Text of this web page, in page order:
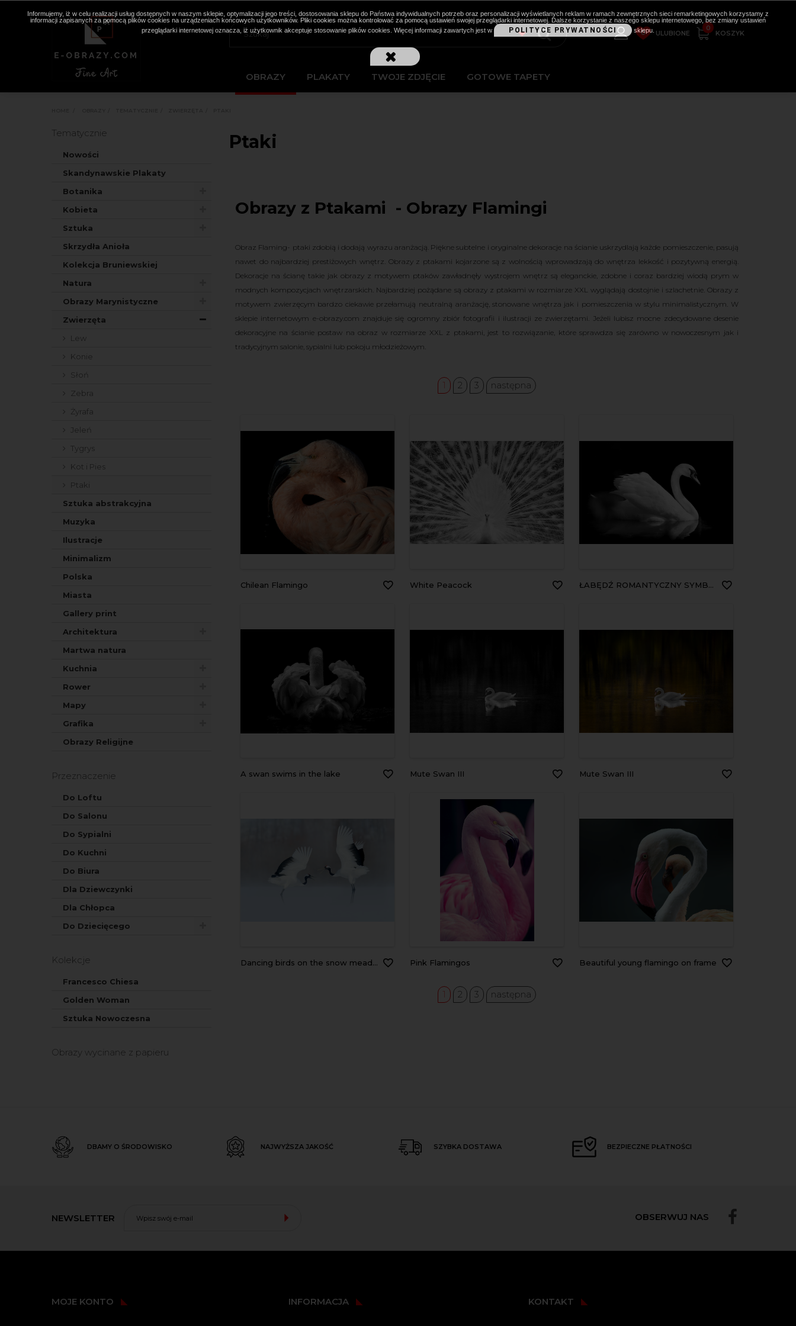
0 ULUBIONE
0
KOSZYK
OBRAZY PLAKATY TWOJE ZDJĘCIE GOTOWE TAPETY
Tematycznie
Nowości
Skandynawskie Plakaty
Botanika
Kobieta
Sztuka
Skrzydła Anioła
Kolekcja Bruniewskiej
Natura
Obrazy Marynistyczne
Zwierzęta
Lew
Konie
Słoń
Zebra
Żyrafa
Jeleń
Tygrys
Kot i Pies
Ptaki
Sztuka abstrakcyjna
Muzyka
Ilustracje
Minimalizm
Polska
Miasta
Gallery print
Architektura
Martwa natura
Kuchnia
Rower
Mapy
Grafika
Obrazy Religijne
Przeznaczenie
Do Loftu
Do Salonu
Do Sypialni
Do Kuchni
Do Biura
Dla Dziewczynki
Dla Chłopca
Do Dziecięcego
Kolekcje
Francesco Chiesa
Golden Woman
Sztuka Nowoczesna
Obrazy wycinane z papieru
Ptaki
Obrazy z Ptakami - Obrazy Flamingi
Obraz Flaming- ptaki zdobią i dodają wyrazu aranżacją. Piękne subtelne i oryginalne dekoracje na ścianie uskrzydlają każde pomieszczenie, pasują
nawet do najbardziej prestiżowych wnętrz. Obrazy z ptakami kojarzone są z wolnością wprowadzają do wnętrza lekkość i pozytywną energią.
Dekoracje na ścianę takie jak obrazy z motywem ptaków zawładnęły wystrojem wnętrz są eleganckie, zdobne i coraz bardziej wiodą prym w
modnych kompozycjach wnętrzarskich. Najbardziej pożądane są obrazy z ptakami w rozmiarze XXL wyglądają dostojnie i szlachetnie. Obrazy z
motywem zwierzęcym bardzo ciekawie przełamują neutralną aranżację, stonowane wnętrza jak i pomieszczenia w stylu minimalistycznym. W
sklepie internetowym e-obrazy.com znajduje się ogromny zbiór fotografii i ilustracji ze zwierzętami. Jeżeli lubisz mocne zdecydowane desenie
dekoracyjne na ścianie postaw na obraz w rozmiarze XXL z ptakami, jest to rozwiązanie, które sprawdza się zarówno w nowoczesnym jak i
tradycyjnym salonie, sypialni lub pokoju młodzieżowym.
1 2 3 następna
Chilean Flamingo White Peacock ŁABĘDŹ ROMANTYCZNY SYMBOL MIŁOŚCI
a swan swims in the lake Mute Swan III Mute Swan III
Dancing birds on the snow meadow. Crane from Japan. Pink Flamingos Beautiful young flamingo on frame
1 2 3 następna
DBAMY O ŚRODOWISKO NAJWYŻSZA JAKOŚĆ SZYBKA DOSTAWA BEZPIECZNE PŁATNOŚCI
NEWSLETTER OBSERWUJ NAS
MOJE KONTO INFORMACJA KONTAKT
Informujemy, iż w celu realizacji usług dostępnych w naszym sklepie, optymalizacji jego treści, dostosowania sklepu do Państwa indywidualnych potrzeb oraz personalizacji wyświetlanych reklam w ramach zewnętrznych sieci remarketingowych korzystamy z
informacji zapisanych za pomocą plików cookies na urządzeniach końcowych użytkowników. Pliki cookies można kontrolować za pomocą ustawień swojej przeglądarki internetowej. Dalsze korzystanie z naszego sklepu internetowego, bez zmiany ustawień
przeglądarki internetowej oznacza, iż użytkownik akceptuje stosowanie plików cookies. Więcej informacji zawartych jest w
POLITYCE PRYWATNOŚCI sklepu.